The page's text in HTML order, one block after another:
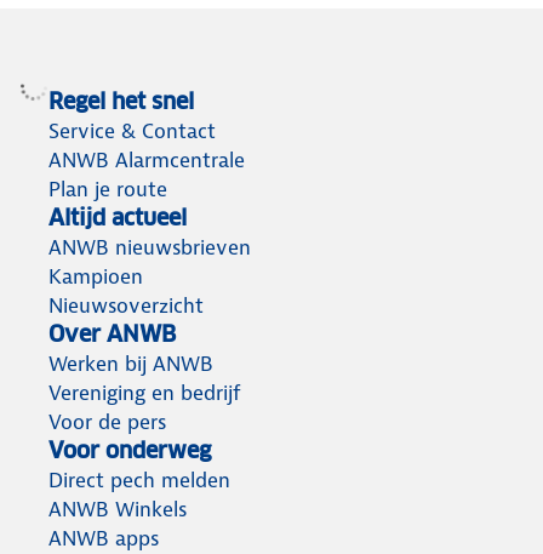
Regel het snel
Service & Contact
ANWB Alarmcentrale
Plan je route
Altijd actueel
ANWB nieuwsbrieven
Kampioen
Nieuwsoverzicht
Over ANWB
Werken bij ANWB
Vereniging en bedrijf
Voor de pers
Voor onderweg
Direct pech melden
ANWB Winkels
ANWB apps